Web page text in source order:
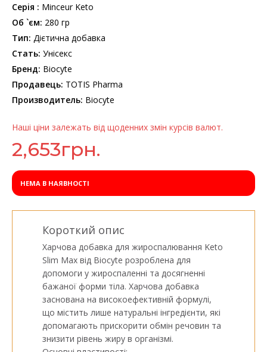
Серiя : Minceur Keto
Об `єм: 280 гр
Тип: Дієтична добавка
Стать: Унісекс
Бренд: Biocyte
Продавець: TOTIS Pharma
Производитель: Biocyte
Наші ціни залежать від щоденних змін курсів валют.
2,653грн.
НЕМА В НАЯВНОСТІ
Короткий опис
Харчова добавка для жироспалювання Keto
Slim Max від Biocyte розроблена для
допомоги у жироспаленні та досягненні
бажаної форми тіла. Харчова добавка
заснована на високоефективній формулі,
що містить лише натуральні інгредієнти, які
допомагають прискорити обмін речовин та
знизити рівень жиру в організмі.